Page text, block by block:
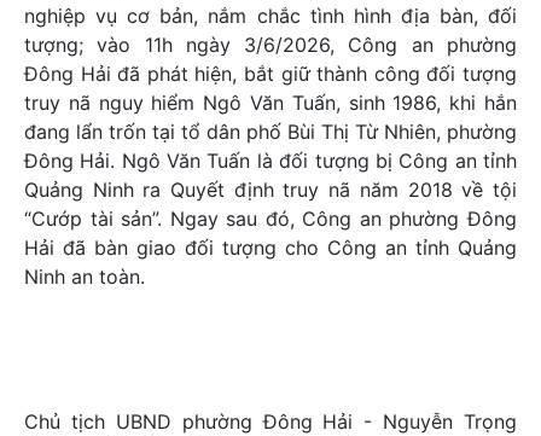
nghiệp vụ cơ bản, nắm chắc tình hình địa bàn, đối
tượng; vào 11h ngày 3/6/2026, Công an phường
Đông Hải đã phát hiện, bắt giữ thành công đối tượng
truy nã nguy hiểm Ngô Văn Tuấn, sinh 1986, khi hắn
đang lẩn trốn tại tổ dân phố Bùi Thị Từ Nhiên, phường
Đông Hải. Ngô Văn Tuấn là đối tượng bị Công an tỉnh
Quảng Ninh ra Quyết định truy nã năm 2018 về tội
“Cướp tài sản”. Ngay sau đó, Công an phường Đông
Hải đã bàn giao đối tượng cho Công an tỉnh Quảng
Ninh an toàn.
Chủ tịch UBND phường Đông Hải - Nguyễn Trọng